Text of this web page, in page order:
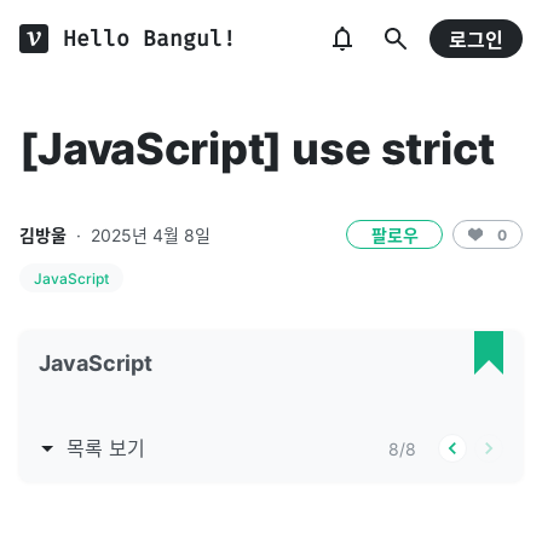
Hello Bangul! 로그인
[JavaScript] use strict
김방울 · 2025년 4월 8일 팔로우 0
JavaScript
JavaScript
목록 보기 8/8